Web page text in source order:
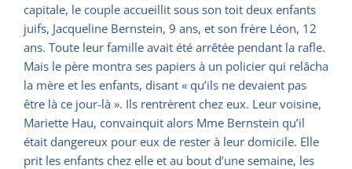
capitale, le couple accueillit sous son toit deux enfants
juifs, Jacqueline Bernstein, 9 ans, et son frère Léon, 12
ans. Toute leur famille avait été arrêtée pendant la rafle.
Mais le père montra ses papiers à un policier qui relâcha
la mère et les enfants, disant « qu’ils ne devaient pas
être là ce jour-là ». Ils rentrèrent chez eux. Leur voisine,
Mariette Hau, convainquit alors Mme Bernstein qu’il
était dangereux pour eux de rester à leur domicile. Elle
prit les enfants chez elle et au bout d’une semaine, les